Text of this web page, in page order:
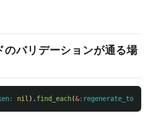
のバリデーションが通る場
nil ). find_each(&:regenerate_token